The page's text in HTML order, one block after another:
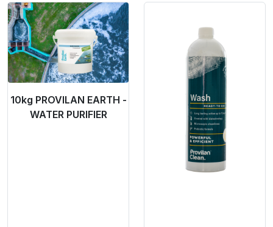
Product Link
10kg PROVILAN EARTH -
WATER PURIFIER